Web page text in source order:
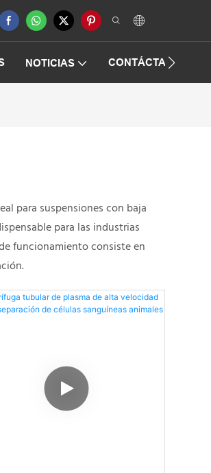
NOTICIAS CONTÁCTANOS
para suspensiones con baja
para las industrias
funcionamiento consiste en